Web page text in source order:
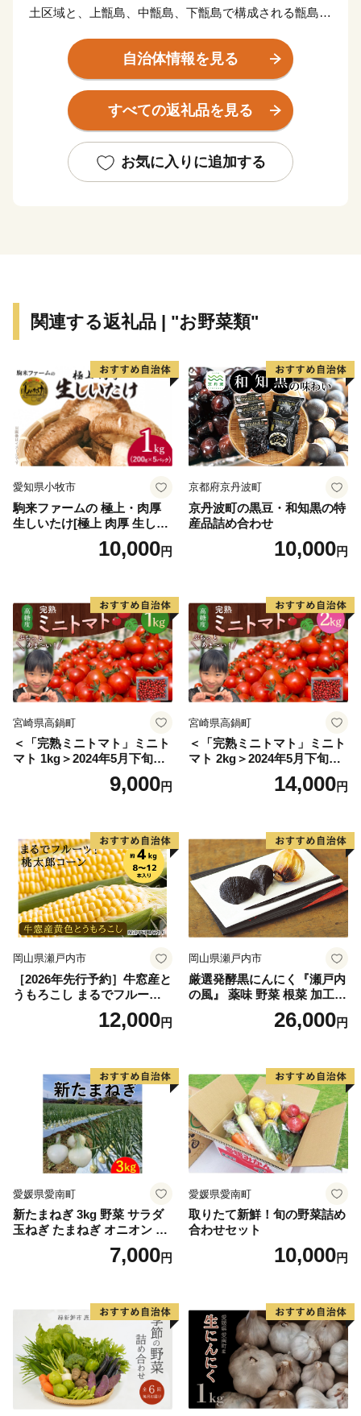
土区域と、上甑島、中甑島、下甑島で構成される甑島区
砂青松の海岸線、市街部を悠々と流れる一級河川「川内
川」、藺牟田池をはじめとするみどり豊かな山々や湖、
地形の変化の美しい甑島、各地の温泉など、多種多様な
自然環境を有しています。当市が有するこれらの多彩で
県立自然公園、甑島県立自然公園に指定され、人々に親
しまれています。
自治体情報を見る
すべての返礼品を見る
お気に入りに追加する
関連する返礼品 | "お野菜類"
愛知県小牧市
駒来ファームの 極上・肉厚
生しいたけ[極上 肉厚 生しい
たけ 生シイタケ 生椎茸 安心
安全 国産 採れたて 新鮮 きの
10,000円
京都府京丹波町
京丹波町の黒豆・和知黒の特
産品詰め合わせ
10,000円
宮崎県高鍋町
＜「完熟ミニトマト」ミニト
マト 1kg＞2024年5月下旬迄
に順次出荷 野菜ソムリエサ
ミット アルル・リリカ共に
県 高鍋町産 産地直送 有機肥
料使用 高糖度 西森農園
9,000円
宮崎県高鍋町
＜「完熟ミニトマト」ミニト
マト 2kg＞2024年5月下旬迄
に順次出荷 野菜ソムリエサ
ミット アルル・リリカ共に
県 高鍋町産 産地直送 有機肥
料使用 高糖度 西森農園
14,000円
岡山県瀬戸内市
［2026年先行予約］牛窓産と
うもろこし まるでフルー
ツ！最高糖度25度超え 生で
甘い、茹でて美味い！ 黄色
12,000円
岡山県瀬戸内市
厳選発酵黒にんにく『瀬戸内
の風』 薬味 野菜 根菜 加工食
26,000円
愛媛県愛南町
新たまねぎ 3kg 野菜 サラダ
玉ねぎ たまねぎ オニオン シ
ルクオニオン スープ 煮物 カ
旬～
7,000円
愛媛県愛南町
取りたて新鮮！旬の野菜詰め
合わせセット
10,000円